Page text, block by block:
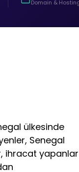
Domain &
ülkesinde
Senegal
ihracat